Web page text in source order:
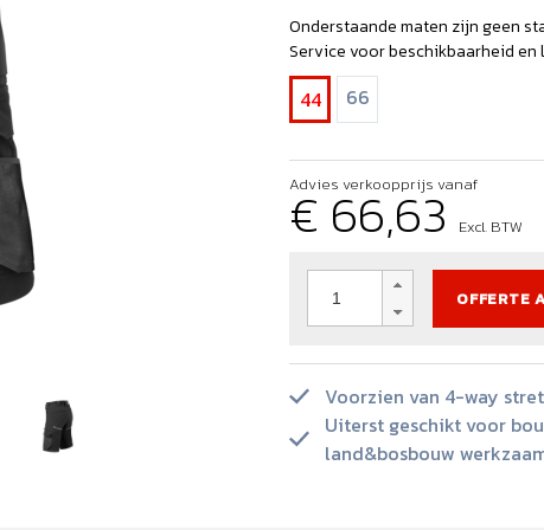
ook je visitekaartje is
logistiek
die in beweging is
Hoge zichtbaarheid
Dag en nacht zichtbaar
van VP Capital
en innovatie
Onderstaande maten zijn geen
Service voor beschikbaarheid en
44 66
Advies verkoopprijs vanaf
€ 66,63 Excl. BTW
OFFERTE
Voorzien van 4-way
Uiterst geschikt voor
land&bosbouw